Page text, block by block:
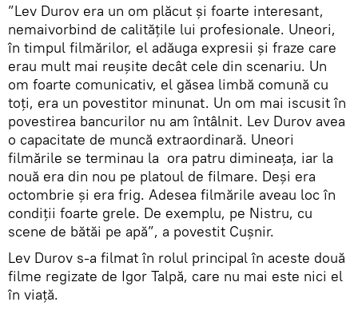
”Lev Durov era un om plăcut și foarte interesant,
nemaivorbind de calitățile lui profesionale. Uneori,
în timpul filmărilor, el adăuga expresii și fraze care
erau mult mai reușite decât cele din scenariu. Un
om foarte comunicativ, el găsea limbă comună cu
toți, era un povestitor minunat. Un om mai iscusit în
povestirea bancurilor nu am întâlnit. Lev Durov avea
o capacitate de muncă extraordinară. Uneori
filmările se terminau la ora patru dimineaţa, iar la
nouă era din nou pe platoul de filmare. Deși era
octombrie și era frig. Adesea filmările aveau loc în
condiții foarte grele. De exemplu, pe Nistru, cu
scene de bătăi pe apă”, a povestit Cușnir.
Lev Durov s-a filmat în rolul principal în aceste două
filme regizate de Igor Talpă, care nu mai este nici el
în viaţă.